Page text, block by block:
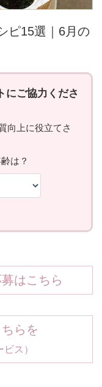
ピ15選｜6月の
はこちら
らを
ス）